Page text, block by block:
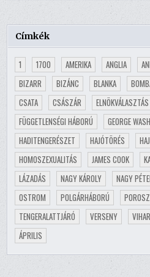
Címkék
1 1700 AMERIKA ANGLIA
BIZARR
BIZÁNC BLANKA
CSATA
CSÁSZÁR ELNÖKVÁLASZTÁS
FÜGGETLENSÉGI HÁBORÚ
GEORGE
HADITENGERÉSZET
HAJÓTÖRÉS
HOMOSZEXUALITÁS
JAMES COOK
LÁZADÁS
NAGY KÁROLY NAGY
OSTROM
POLGÁRHÁBORÚ POROSZ
TENGERALATTJÁRÓ
VERSENY VIHAR
ÁPRILIS